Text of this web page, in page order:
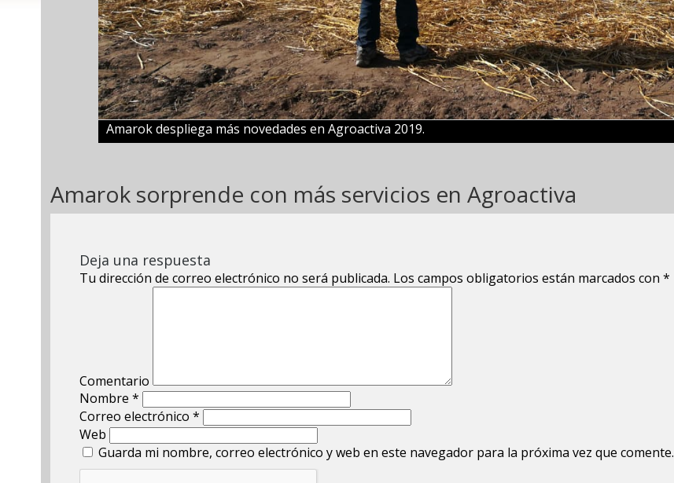
Amarok despliega más novedades en Agroactiva 2019.
Amarok sorprende con más servicios en Agroactiva
Deja una respuesta
Tu dirección de correo electrónico no será publicada. Los campos obligatorios están marcados con *
Comentario
Nombre *
Correo electrónico *
Web
Guarda mi nombre, correo electrónico y web en este navegador para la próxima vez que comente.